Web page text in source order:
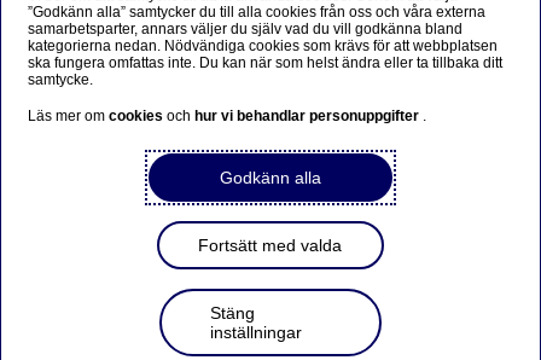
This page does not exist in your language. You will
be taken to a related page.
Stay on this page
Nordea redovisar
omstruktureringskostnader
som ett led i strategin för
”Godkänn alla” samtycker du till alla cookies från oss och våra externa
samarbetsparter, annars väljer du själv vad du vill godkänna bland
kategorierna nedan. Nödvändiga cookies som krävs för att webbplatsen
ska fungera omfattas inte. Du kan när som helst ändra eller ta tillbaka ditt
samtycke.
Läs mer omcookiesoch hur vi behandlar personuppgifter .
Godkänn alla
Fortsätt med valda
Stäng
inställningar